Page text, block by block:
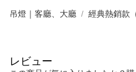
吊燈｜客廳、大廳 經典熱銷款
レビュー